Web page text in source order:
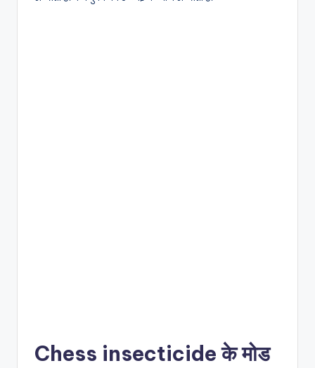
Chess insecticide के मोड